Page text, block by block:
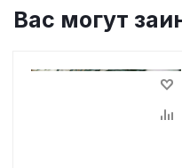
Вас могут